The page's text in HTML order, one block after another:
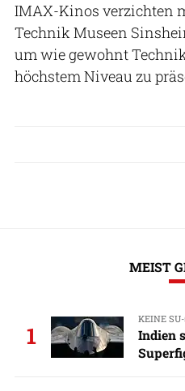
IMAX-Kinos verzichten
Technik Museen
um wie gewohnt
höchstem Niveau zu
MEIST
1
KEINE
Indien